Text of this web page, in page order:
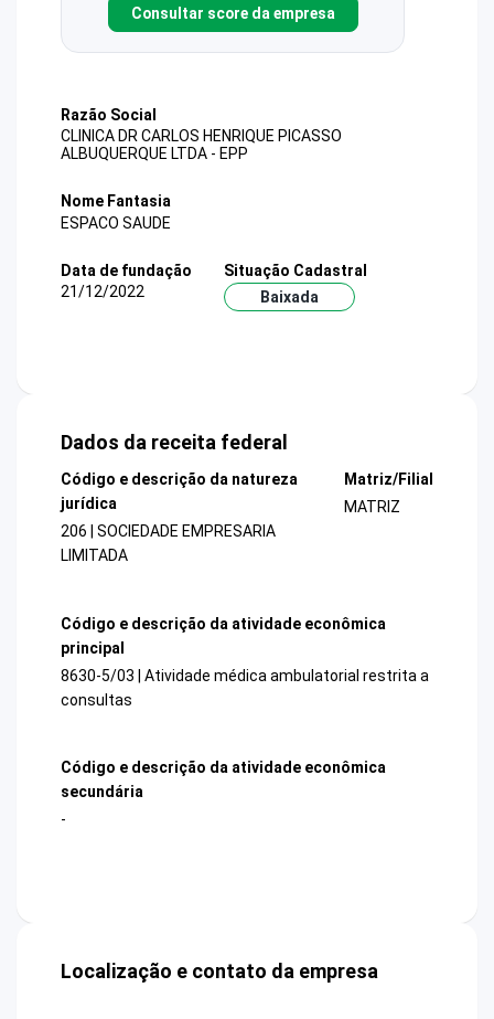
Consultar score da empresa
Razão Social
CLINICA DR CARLOS HENRIQUE PICASSO
ALBUQUERQUE LTDA - EPP
Nome Fantasia
ESPACO SAUDE
Data de fundação
21/12/2022
Situação Cadastral
Baixada
Dados da receita federal
Código e descrição da natureza
jurídica
206 | SOCIEDADE EMPRESARIA
LIMITADA
Matriz/Filial
MATRIZ
Código e descrição da atividade econômica
principal
8630-5/03 | Atividade médica ambulatorial restrita a
consultas
Código e descrição da atividade econômica
secundária
-
Localização e contato da empresa